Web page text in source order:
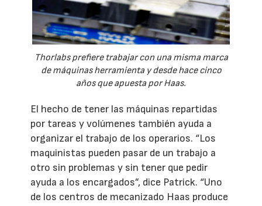
Thorlabs prefiere trabajar con una misma marca
de máquinas herramienta y desde hace cinco
años que apuesta por Haas.
El hecho de tener las máquinas repartidas
por tareas y volúmenes también ayuda a
organizar el trabajo de los operarios. “Los
maquinistas pueden pasar de un trabajo a
otro sin problemas y sin tener que pedir
ayuda a los encargados”, dice Patrick. “Uno
de los centros de mecanizado Haas produce